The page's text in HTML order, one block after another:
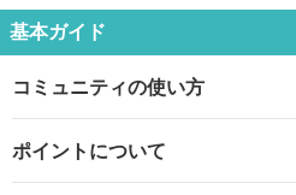
基本ガイド
コミュニティの使い方
ポイントについて